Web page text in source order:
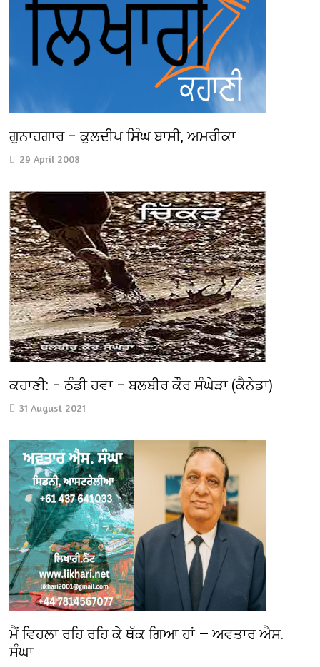
ਗੁਨਾਹਗਾਰ – ਕੁਲਦੀਪ ਸਿੰਘ ਬਾਸੀ, ਅਮਰੀਕਾ
29 April 2008
ਕਹਾਣੀ: – ਠੰਡੀ ਹਵਾ – ਬਲਬੀਰ ਕੌਰ ਸੰਘੇੜਾ (ਕੈਨੇਡਾ)
31 August 2021
ਮੈਂ ਵਿਹਲਾ ਰਹਿ ਰਹਿ ਕੇ ਥੱਕ ਗਿਆ ਹਾਂ — ਅਵਤਾਰ ਐਸ.
ਸੰਘਾ